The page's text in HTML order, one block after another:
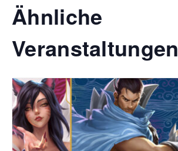
Ähnliche
Veranstaltungen